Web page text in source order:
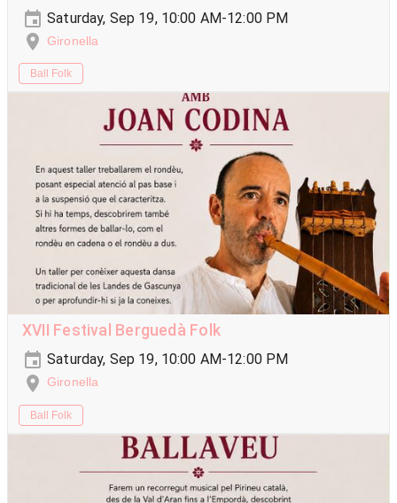
Saturday, Sep 19, 10:00 AM-12:00 PM
Gironella
Ball Folk
XVII Festival Berguedà Folk
Saturday, Sep 19, 10:00 AM-12:00 PM
Gironella
Ball Folk